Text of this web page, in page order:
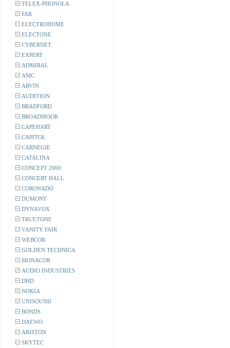
TELEX-PHONOLA
FAR
ELECTROHOME
ELECTONE
CYBERNET
EXPERT
ADMIRAL
AMC
ARVIN
AUDITION
BRADFORD
BROADMOOR
CAPEHART
CAPITOL
CARNEGIE
CATALINA
CONCEPT 2000
CONCERT HALL
CORONADO
DUMONT
DYNAVOX
TRUETONE
VANITY FAIR
WEBCOR
GOLDEN TECHNICA
MONACOR
AUDIO INDUSTRIES
DHD
NOKIA
UNISOUND
BONDS
DAEWO
ARISTON
SKYTEC